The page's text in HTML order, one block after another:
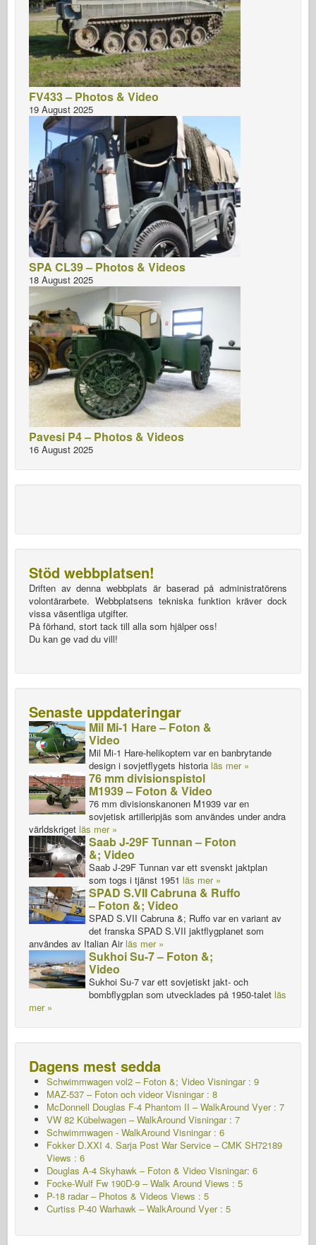
FV433 – Photos & Video
19 August 2025
SPA CL39 – Photos & Videos
18 August 2025
Pavesi P4 – Photos & Videos
16 August 2025
Stöd webbplatsen!
Driften av denna webbplats är baserad på administratörens
volontärarbete. Webbplatsens tekniska funktion kräver dock
vissa väsentliga utgifter.
På förhand, stort tack till alla som hjälper oss!
Du kan ge vad du vill!
Senaste uppdateringar
Mil Mi-1 Hare – Foton &
Video
Mil Mi-1 Hare-helikoptern var en banbrytande
design i sovjetflygets historia läs mer »
76 mm divisionspistol
M1939 – Foton & Video
76 mm divisionskanonen M1939 var en
sovjetisk artilleripjäs som användes under andra
världskriget läs mer »
Saab J-29F Tunnan – Foton
&; Video
Saab J-29F Tunnan var ett svenskt jaktplan
som togs i tjänst 1951 läs mer »
SPAD S.VII Cabruna & Ruffo
– Foton &; Video
SPAD S.VII Cabruna &; Ruffo var en variant av
det franska SPAD S.VII jaktflygplanet som
användes av Italian Airläs mer »
Sukhoi Su-7 – Foton &;
Video
Sukhoi Su-7 var ett sovjetiskt jakt- och
bombflygplan som utvecklades på 1950-talet läs
mer »
Dagens mest sedda
Schwimmwagen vol2 – Foton &; Video Visningar : 9
MAZ-537 – Foton och videor Visningar : 8
McDonnell Douglas F-4 Phantom II – WalkAround Vyer : 7
VW 82 Kübelwagen – WalkAround Visningar : 7
Schwimmwagen - WalkAround Visningar : 6
Fokker D.XXI 4. Sarja Post War Service – CMK SH72189
Views : 6
Douglas A-4 Skyhawk – Foton & Video Visningar: 6
Focke-Wulf Fw 190D-9 – Walk Around Views : 5
P-18 radar – Photos & Videos Views : 5
Curtiss P-40 Warhawk – WalkAround Vyer : 5